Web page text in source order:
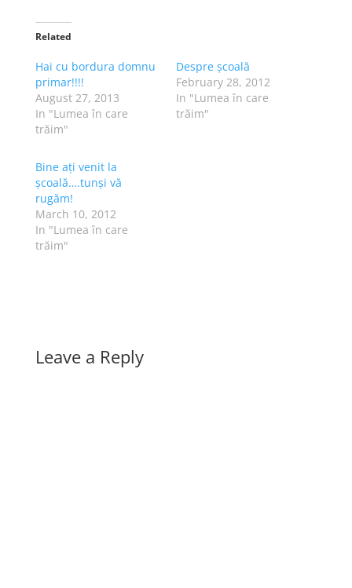
Related
Hai cu bordura domnu
primar!!!!
August 27, 2013
In "Lumea în care
trăim"
Despre școală
February 28, 2012
In "Lumea în care
trăim"
Bine ați venit la
școală….tunși vă
rugăm!
March 10, 2012
In "Lumea în care
trăim"
Leave a Reply